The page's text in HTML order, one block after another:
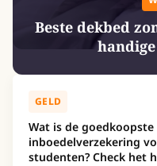
Beste dekbed
GELD
Wat is de goedkoopste
inboedelverzekering
studenten? Check het